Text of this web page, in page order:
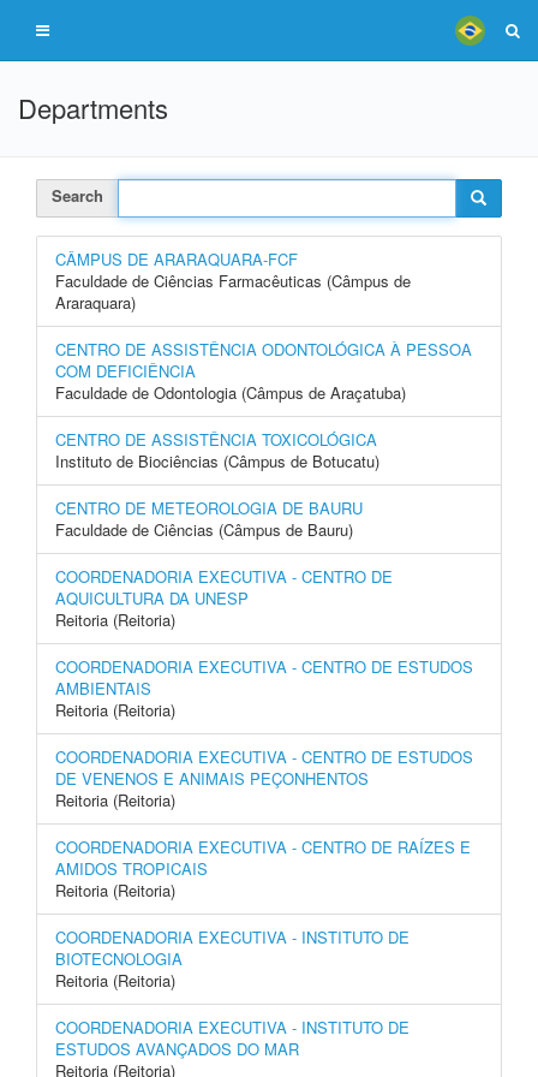
Departments
Search
CÂMPUS DE ARARAQUARA-FCF
Faculdade de Ciências Farmacêuticas (Câmpus de
Araraquara)
CENTRO DE ASSISTÊNCIA ODONTOLÓGICA À PESSOA
COM DEFICIÊNCIA
Faculdade de Odontologia (Câmpus de Araçatuba)
CENTRO DE ASSISTÊNCIA TOXICOLÓGICA
Instituto de Biociências (Câmpus de Botucatu)
CENTRO DE METEOROLOGIA DE BAURU
Faculdade de Ciências (Câmpus de Bauru)
COORDENADORIA EXECUTIVA - CENTRO DE
AQUICULTURA DA UNESP
Reitoria (Reitoria)
COORDENADORIA EXECUTIVA - CENTRO DE ESTUDOS
AMBIENTAIS
Reitoria (Reitoria)
COORDENADORIA EXECUTIVA - CENTRO DE ESTUDOS
DE VENENOS E ANIMAIS PEÇONHENTOS
Reitoria (Reitoria)
COORDENADORIA EXECUTIVA - CENTRO DE RAÍZES E
AMIDOS TROPICAIS
Reitoria (Reitoria)
COORDENADORIA EXECUTIVA - INSTITUTO DE
BIOTECNOLOGIA
Reitoria (Reitoria)
COORDENADORIA EXECUTIVA - INSTITUTO DE
ESTUDOS AVANÇADOS DO MAR
Reitoria (Reitoria)